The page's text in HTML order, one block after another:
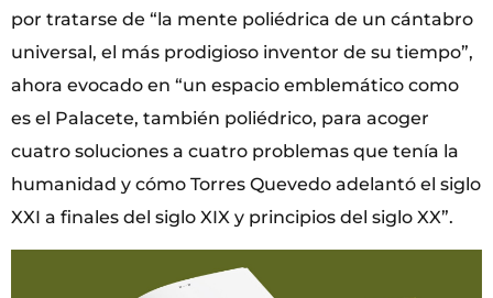
por tratarse de “la mente poliédrica de un cántabro
universal, el más prodigioso inventor de su tiempo”,
ahora evocado en “un espacio emblemático como
es el Palacete, también poliédrico, para acoger
cuatro soluciones a cuatro problemas que tenía la
humanidad y cómo Torres Quevedo adelantó el siglo
XXI a finales del siglo XIX y principios del siglo XX”.